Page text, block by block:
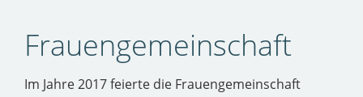
Frauengemeinschaft
Im Jahre 2017 feierte die Frauengemeinschaft